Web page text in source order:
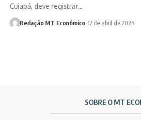
Cuiabá, deve registrar…
Redação MT Econômico 17 de abril de 2025
SOBRE O MT